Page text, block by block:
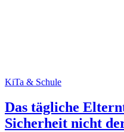
KiTa & Schule
Das tägliche
Sicherheit nicht